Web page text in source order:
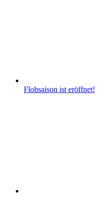
Flohsaison ist eröffnet!